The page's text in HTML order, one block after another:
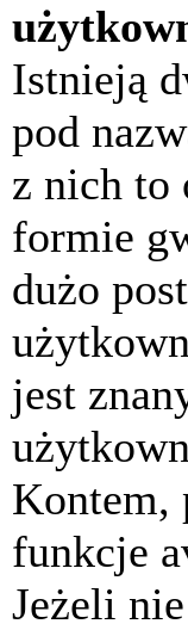
Istnieją
pod
z nich to
formie
dużo
jest
Kontem,
funkcje
Jeżeli